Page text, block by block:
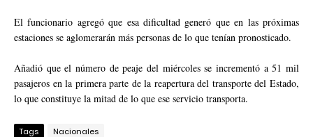
El funcionario agregó que esa dificultad generó que en las próximas
estaciones se aglomerarán más personas de lo que tenían pronosticado.
Añadió que el número de peaje del miércoles se incrementó a 51 mil
pasajeros en la primera parte de la reapertura del transporte del Estado,
lo que constituye la mitad de lo que ese servicio transporta.
Tags Nacionales